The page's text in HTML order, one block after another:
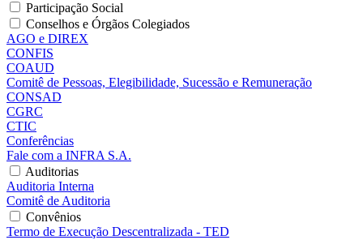
Participação Social
Conselhos e Órgãos Colegiados
AGO e DIREX
CONFIS
COAUD
Comitê de Pessoas, Elegibilidade, Sucessão e Remuneração
CONSAD
CGRC
CTIC
Conferências
Fale com a INFRA S.A.
Auditorias
Auditoria Interna
Comitê de Auditoria
Convênios
Termo de Execução Descentralizada - TED